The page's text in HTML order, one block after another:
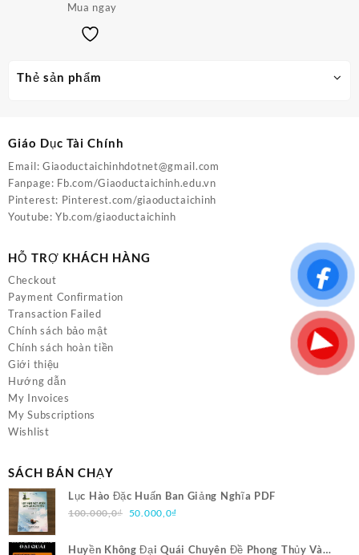
Thẻ sản phẩm
Mua ngay
Giáo Dục Tài Chính
Email: Giaoductaichinhdotnet@gmail.com
Fanpage: Fb.com/Giaoductaichinh.edu.vn
Pinterest: Pinterest.com/giaoductaichinh
Youtube:Yb.com/giaoductaichinh
HỖ TRỢ KHÁCH HÀNG
Checkout
Payment Confirmation
Transaction Failed
Chính sách bảo mật
Chính sách hoàn tiền
Giới thiệu
Hướng dẫn
My Invoices
My Subscriptions
Wishlist
SÁCH BÁN CHẠY
Lục Hào Đặc Huấn Ban Giảng Nghĩa PDF
100.000,0₫ Giá
là:
50.000,0₫
tại
Huyền Không Đại Quái Chuyên Đề Phong Thủy Và